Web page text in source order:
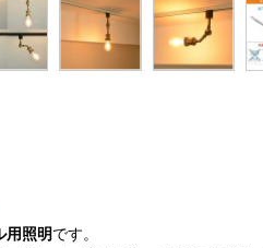
用照明です。